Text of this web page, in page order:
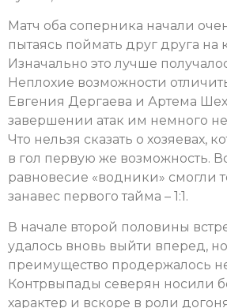
Матч оба соперника начали
пытаясь поймать друг друга на
Изначально это лучше
Неплохие возможности
Евгения Дергаева и Артема
завершении атак им немного не
Что нельзя сказать о хозяевах,
в гол первую же возможность.
равновесие «водники» смогли
занавес первого тайма – 1:1.
В начале второй половины
удалось вновь выйти вперед, но
преимущество продержалось
Контрвыпады северян носили
характер и вскоре в роли